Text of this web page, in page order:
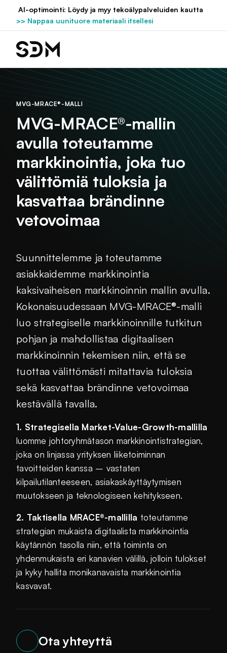
Hyppää
sisältöön
AI-optimointi: Löydy ja myy tekoälypalveluiden kautta
>> Nappaa uunituore materiaali itsellesi
MVG-MRACE®-MALLI
MVG-MRACE®-mallin
avulla toteutamme
markkinointia, joka tuo
välittömiä tuloksia ja
kasvattaa brändinne
vetovoimaa
Suunnittelemme ja toteutamme
asiakkaidemme markkinointia
kaksivaiheisen markkinoinnin mallin avulla.
Kokonaisuudessaan MVG-MRACE®-malli
luo strategiselle markkinoinnille tutkitun
pohjan ja mahdollistaa digitaalisen
markkinoinnin tekemisen niin, että se
tuottaa välittömästi mitattavia tuloksia
sekä kasvattaa brändinne vetovoimaa
kestävällä tavalla.
1. Strategisella Market-Value-Growth-mallilla
luomme johtoryhmätason markkinointistrategian,
joka on linjassa yrityksen liiketoiminnan
tavoitteiden kanssa – vastaten
kilpailutilanteeseen, asiakaskäyttäytymisen
muutokseen ja teknologiseen kehitykseen.
2. Taktisella MRACE®-mallilla toteutamme
strategian mukaista digitaalista markkinointia
käytännön tasolla niin, että toiminta on
yhdenmukaista eri kanavien välillä, jolloin tulokset
ja kyky hallita monikanavaista markkinointia
kasvavat.
Ota yhteyttä